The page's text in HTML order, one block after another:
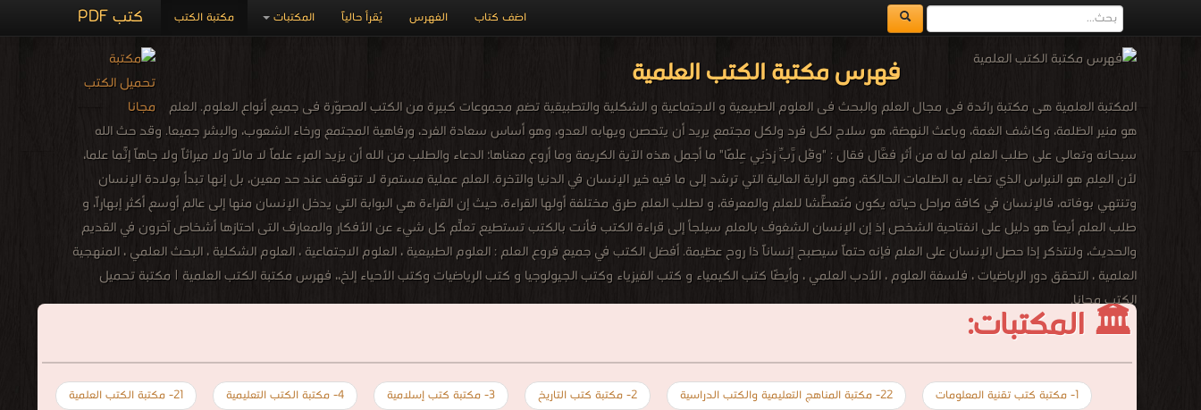
كتب PDF مكتبة الكتب المكتبات يُقرأ حالياً الفهرس اضف كتاب
فهرس مكتبة الكتب العلمية
المكتبة العلمية هى مكتبة رائدة فى مجال العلم والبحث فى العلوم الطبيعية و الاجتماعية و الشكلية والتطبيقية تضم مجموعات كبيرة من الكتب المصوّرة فى جميع أنواع العلوم. العلم
هو منير الظلمة، وكاشف الغمة، وباعث النهضة، هو سلاح لكل فرد ولكل مجتمع يريد أن يتحصن ويهابه العدو، وهو أساس سعادة الفرد، ورفاهية المجتمع ورخاء الشعوب، والبشر جميعا. وقد حث الله
سبحانه وتعالى على طلب العلم لما له من أثر فعّال فقال : "وَقُل رَّبِّ زِدْنِي عِلْمًا" ما أجمل هذه الآية الكريمة وما أروع معناها؛ الدعاء والطلب من الله أن يزيد المرء علماً لا مالاً ولا ميراثاً ولا جاهاً إنّما علماً،
لأن العِلم هو النبراس الذي تضاء به الظلمات الحالكة، وهو الراية العالية التي ترشد إلى ما فيه خير الإنسان في الدنيا والآخرة. العلم عملية مستمرة لا تتوقف عند حد معين، بل إنها تبدأ بولادة الإنسان
وتنتهي بوفاته، فالإنسان في كافة مراحل حياته يكون مُتعطّشاً للعلم والمعرفة، و لطلب العلم طرق مختلفة أولها القراءة، حيث إن القراءة هي البوابة التي يدخل الإنسان منها إلى عالم أوسع أكثر إبهاراً، و
طلب العلم أيضاً هو دليل على انفتاحية الشخص إذ إن الإنسان الشغوف بالعلم سيلجأ إلى قراءة الكتب فأنت بالكتب تستطيع تعلّم كل شيءٍ عن الأفكار والمعارف التى احتازها أشخاص آخرون في القديم
والحديث، ولنتذكر إذا حصل الإنسان على العلم فإنه حتماً سيصبح إنساناً ذا روح عظيمة. أفضل الكتب في جميع فروع العلم : العلوم الطبيعية ، العلوم الاجتماعية ، العلوم الشكلية ، البحث العلمي ، المنهجية
العلمية ، التحقق دور الرياضيات ، فلسفة العلوم ، الأدب العلمي ، وأيضًا كتب الكيمياء و كتب الفيزياء وكتب الجيولوجيا و كتب الرياضيات وكتب الأحياء إلخ،، فهرس مكتبة الكتب العلمية | مكتبة تحميل
الكتب مجانا.
🏛 المكتبات:
1- مكتبة كتب تقنية المعلومات 22- مكتبة المناهج التعليمية والكتب الدراسية 2- مكتبة كتب التاريخ 3- مكتبة كتب إسلامية 4- مكتبة الكتب التعليمية
21- مكتبة الكتب العلمية